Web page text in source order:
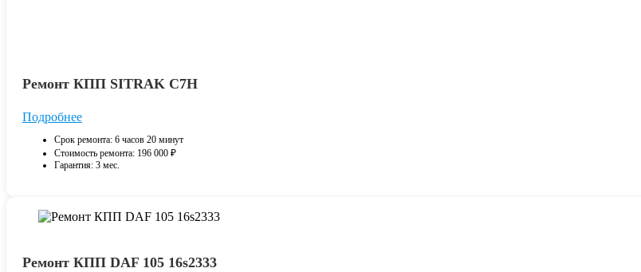
Ремонт КПП SITRAK С7H
Подробнее
Срок ремонта: 6 часов 20 минут
Стоимость ремонта: 196 000 ₽
Гарантия: 3 мес.
Ремонт КПП DAF 105 16s2333